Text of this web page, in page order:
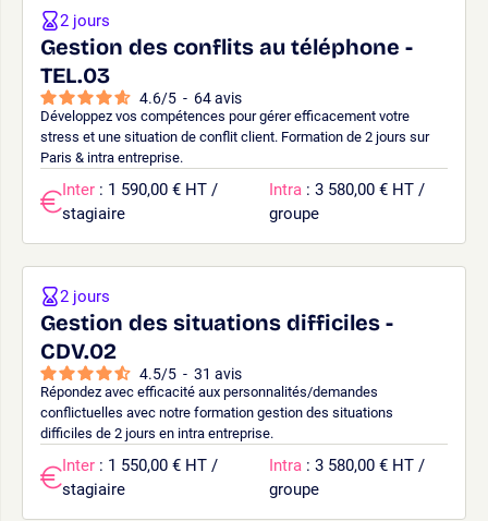
Gestion des conflits au téléphone -
TEL.03
4.6/5 - 64avis
Développez vos compétences pour gérer efficacement votre
stress et une situation de conflit client. Formation de 2 jours sur
Paris & intra entreprise.
2 jours
Inter : 1 590,00 € HT /
stagiaire
Intra : 3 580,00 € HT /
groupe
Gestion des situations difficiles -
CDV.02
4.5/5 - 31 avis
Répondez avec efficacité aux personnalités/demandes
conflictuelles avec notre formation gestion des situations
difficiles de 2 jours en intra entreprise.
2 jours
Inter : 1 550,00 € HT /
stagiaire
Intra : 3 580,00 € HT /
groupe